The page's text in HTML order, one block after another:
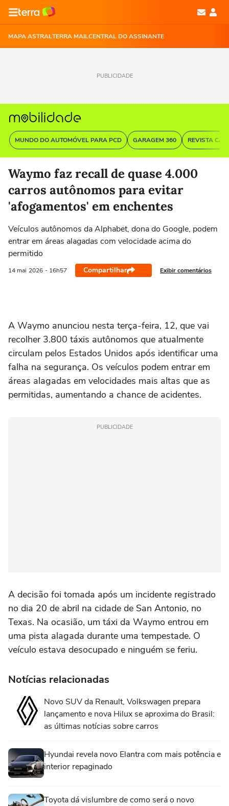
MAPA ASTRALTERRA MAILCENTRAL DO ASSINANTE
PUBLICIDADE
MUNDO DO AUTOMÓVEL PARA PCD GARAGEM 360 REVISTA
Waymo faz recall de quase 4.000
carros autônomos para evitar
'afogamentos' em enchentes
Veículos autônomos da Alphabet, dona do Google, podem
entrar em áreas alagadas com velocidade acima do
permitido
14 mai 2026 - 16h57 Compartilhar Exibir comentários
A Waymo anunciou nesta terça-feira, 12, que vai
recolher 3.800 táxis autônomos que atualmente
circulam pelos Estados Unidos após identificar uma
falha na segurança. Os veículos podem entrar em
áreas alagadas em velocidades mais altas que as
permitidas, aumentando a chance de acidentes.
PUBLICIDADE
A decisão foi tomada após um incidente registrado
no dia 20 de abril na cidade de San Antonio, no
Texas. Na ocasião, um táxi da Waymo entrou em
uma pista alagada durante uma tempestade. O
veículo estava desocupado e ninguém se feriu.
Notícias relacionadas
Novo SUV da Renault, Volkswagen prepara
lançamento e nova Hilux se aproxima do Brasil:
as últimas notícias sobre carros
Hyundai revela novo Elantra com mais potência e
interior repaginado
Toyota dá vislumbre de como será o novo